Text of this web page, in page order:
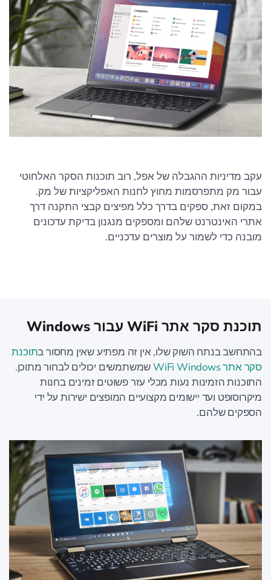
עקב מדיניות ההגבלה של אפל, רוב תוכנות הסקר האלחוטי
עבור מק מתפרסמות מחוץ לחנות האפליקציות של מק.
במקום זאת, ספקים בדרך כלל מפיצים קבצי התקנה דרך
אתרי האינטרנט שלהם ומספקים מנגנון בדיקת עדכונים
מובנה כדי לשמור על מוצרים עדכניים.
תוכנת סקר אתר WiFi עבור Windows
בהתחשב בנתח השוק שלו, אין זה מפתיע שאין מחסור בתוכנת
סקר אתר WiFi Windows
שמשתמשים יכולים לבחור מתוכן.
התוכנות הזמינות נעות מכלי עזר פשוטים זמינים בחנות
מיקרוסופט ועד יישומים מקצועיים המופצים ישירות על ידי
הספקים שלהם.